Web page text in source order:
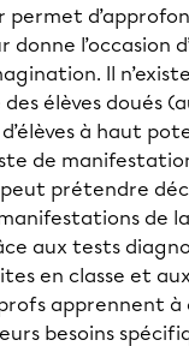
permet
donne l’occasion
Il
élèves doués
à haut
de
peut prétendre
de la
aux tests
en classe et
apprennent
besoins